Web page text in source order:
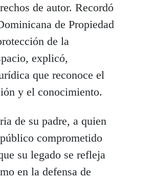
de autor. Recordó
de Propiedad
de la
explicó,
que reconoce el
y el conocimiento.
de su padre, a quien
comprometido
su legado se refleja
en la defensa de